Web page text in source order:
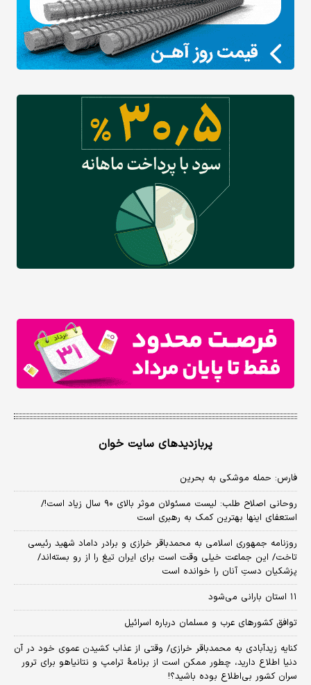
پربازدیدهای سایت خوان
فارس: حمله موشکی به بحرین
روحانی اصلاح طلب: ‌لیست مسئولان موثر بالای ۹۰ سال زیاد است!/
استعفای اینها بهترین کمک به رهبری است
روزنامه جمهوری اسلامی به محمدباقر خرازی و برادر داماد شهید رئیسی
تاخت/ این جماعت خیلی وقت است برای ایران تیغ را از رو بسته‌اند/
پزشکیان دستِ آنان را خوانده است
۱۱ استان بارانی می‌شود
توافق کشورهای عرب و مسلمان درباره اسرائیل
کنایه زیدآبادی به محمدباقر خرازی/ وقتی از عذاب کشیدن عموی خود در آن
دنیا اطلاع دارید، چطور ممکن است از برنامهٔ ترامپ و نتانیاهو برای ترور
سران کشور بی‌اطلاع بوده باشید؟!